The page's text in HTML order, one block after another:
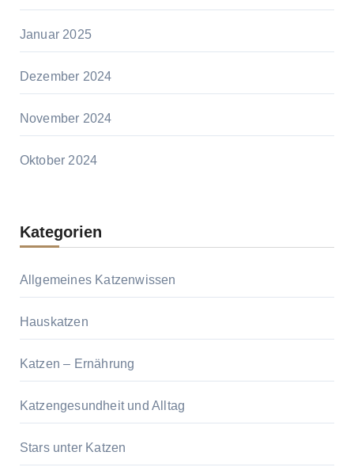
Januar 2025
Dezember 2024
November 2024
Oktober 2024
Kategorien
Allgemeines Katzenwissen
Hauskatzen
Katzen – Ernährung
Katzengesundheit und Alltag
Stars unter Katzen